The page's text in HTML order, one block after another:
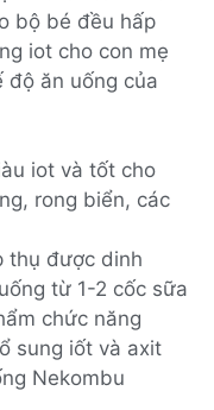
bộ bé đều hấp
iot cho con mẹ
độ ăn uống của
iot và tốt cho
rong biển, các
thụ được dinh
từ 1-2 cốc sữa
chức năng
sung iốt và axit
Nekombu